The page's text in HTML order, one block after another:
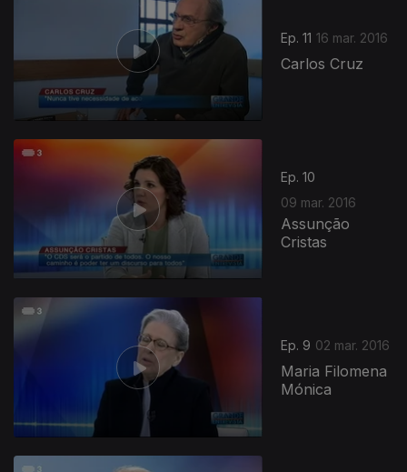
Ep. 11 16 mar. 2016
Carlos Cruz
Ep. 10
09 mar. 2016
Assunção
Cristas
Ep. 9 02 mar. 2016
Maria Filomena
Mónica